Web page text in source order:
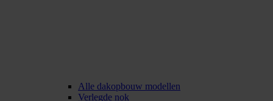
Alle dakopbouw modellen
Verlegde nok